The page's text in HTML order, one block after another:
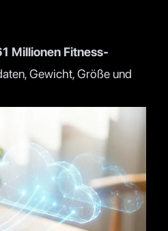
Millionen Fitness-
Gewicht, Größe und